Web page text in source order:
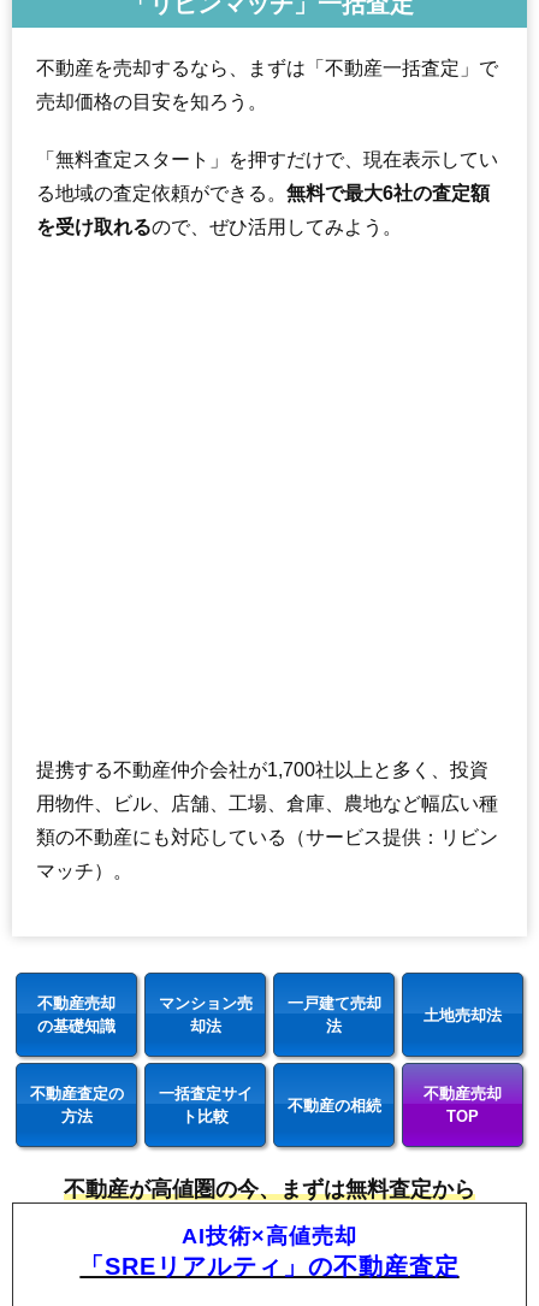
不動産を売却するなら、まずは「不動産一括査定」で
売却価格の目安を知ろう。
「無料査定スタート」を押すだけで、現在表示してい
る地域の査定依頼ができる。 無料で最大6社の査定額
を受け取れるので、ぜひ活用してみよう。
提携する不動産仲介会社が1,700社以上と多く、投資
用物件、ビル、店舗、工場、倉庫、農地など幅広い種
類の不動産にも対応している（サービス提供：リビン
マッチ）。
不動産売却
の基礎知識
マンション売
却法
一戸建て売却
法
土地売却法
不動産査定の
方法
一括査定サイ
ト比較
不動産の相続
不動産売却
TOP
不動産が高値圏の今、まずは無料査定から
AI技術×高値売却
「SREリアルティ」の不動産査定